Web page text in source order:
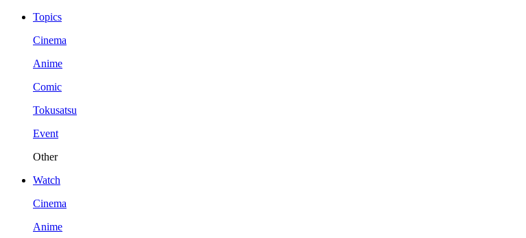
Topics
Cinema
Anime
Comic
Tokusatsu
Event
Other
Watch
Cinema
Anime